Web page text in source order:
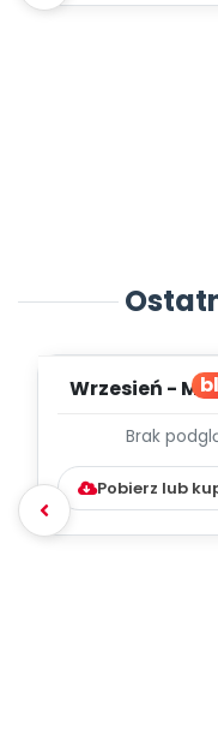
Wrzesień -
Brak
Pobierz lub